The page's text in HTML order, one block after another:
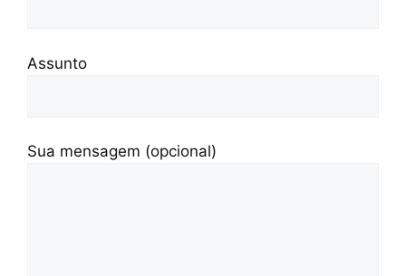
Assunto
Sua mensagem (opcional)